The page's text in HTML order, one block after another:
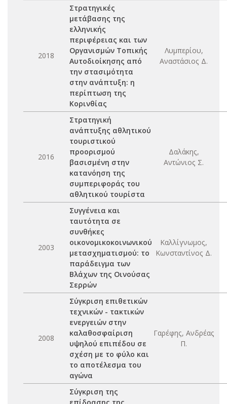
2018
Στρατηγικές
μετάβασης της
ελληνικής
περιφέρειας και των
Οργανισμών Τοπικής
Αυτοδιοίκησης από
την στασιμότητα
στην ανάπτυξη: η
περίπτωση της
Κορινθίας
Λυμπερίου,
Αναστάσιος Δ.
2016
Στρατηγική
ανάπτυξης αθλητικού
τουριστικού
προορισμού
βασισμένη στην
κατανόηση της
συμπεριφοράς του
αθλητικού τουρίστα
Δαλάκης,
Αντώνιος Σ.
2003
Συγγένεια και
ταυτότητα σε
συνθήκες
οικονομικοκοινωνικού
μετασχηματισμού: το
παράδειγμα των
Βλάχων της Οινούσας
Σερρών
Καλλίγνωμος,
Κωνσταντίνος Δ.
2008
Σύγκριση επιθετικών
τεχνικών - τακτικών
ενεργειών στην
καλαθοσφαίριση
υψηλού επιπέδου σε
σχέση με το φύλο και
το αποτέλεσμα του
αγώνα
Γαρέφης, Ανδρέας
Π.
Σύγκριση της